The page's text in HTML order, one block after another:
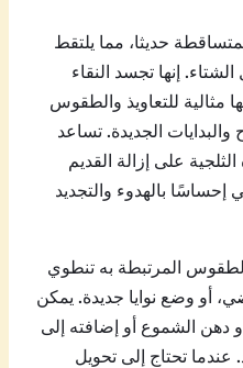
حديثا، مما يلتقط
إنها تجسد النقاء
مثالية للتعاويذ والطقوس
الجديدة. تساعد
على إزالة القديم
بالهدوء والتجديد
المرتبطة به تنطوي
أو وضع نوايا جديدة. يمكن
دهن الشموع أو إضافته إلى
تحتاج إلى تحويل